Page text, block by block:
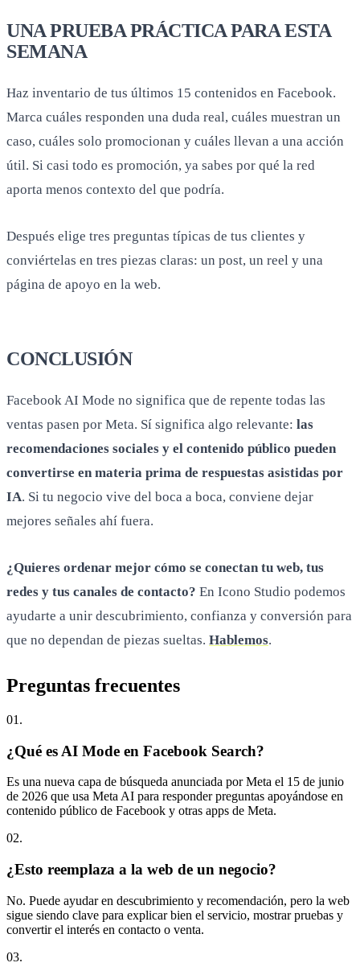
UNA PRUEBA PRÁCTICA PARA ESTA
SEMANA
Haz inventario de tus últimos 15 contenidos en Facebook.
Marca cuáles responden una duda real, cuáles muestran un
caso, cuáles solo promocionan y cuáles llevan a una acción
útil. Si casi todo es promoción, ya sabes por qué la red
aporta menos contexto del que podría.
Después elige tres preguntas típicas de tus clientes y
conviértelas en tres piezas claras: un post, un reel y una
página de apoyo en la web.
CONCLUSIÓN
Facebook AI Mode no significa que de repente todas las
ventas pasen por Meta. Sí significa algo relevante: las
recomendaciones sociales y el contenido público pueden
convertirse en materia prima de respuestas asistidas por
IA. Si tu negocio vive del boca a boca, conviene dejar
mejores señales ahí fuera.
¿Quieres ordenar mejor cómo se conectan tu web, tus
redes y tus canales de contacto? En Icono Studio podemos
ayudarte a unir descubrimiento, confianza y conversión para
que no dependan de piezas sueltas. Hablemos.
Preguntas frecuentes
01 .
¿Qué es AI Mode en Facebook Search?
Es una nueva capa de búsqueda anunciada por Meta el 15 de junio
de 2026 que usa Meta AI para responder preguntas apoyándose en
contenido público de Facebook y otras apps de Meta.
02.
¿Esto reemplaza a la web de un negocio?
No. Puede ayudar en descubrimiento y recomendación, pero la web
sigue siendo clave para explicar bien el servicio, mostrar pruebas y
convertir el interés en contacto o venta.
03.